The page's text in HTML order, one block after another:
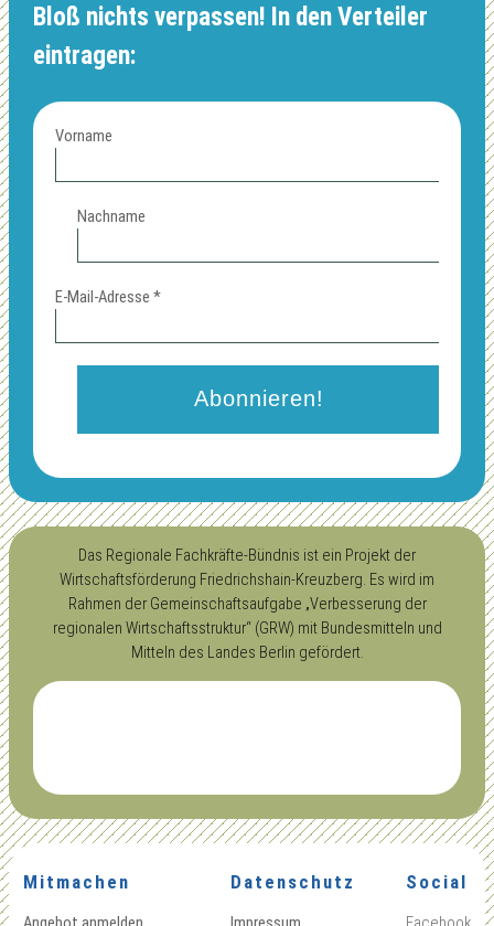
Bloß nichts verpassen! In den Verteiler
eintragen:
Vorname
Nachname
E-Mail-Adresse*
Das Regionale Fachkräfte-Bündnis ist ein Projekt der
Wirtschaftsförderung Friedrichshain-Kreuzberg. Es wird im
Rahmen der Gemeinschaftsaufgabe „Verbesserung der
regionalen Wirtschaftsstruktur“ (GRW) mit Bundesmitteln und
Mitteln des Landes Berlin gefördert.
Mitmachen Datenschutz Social